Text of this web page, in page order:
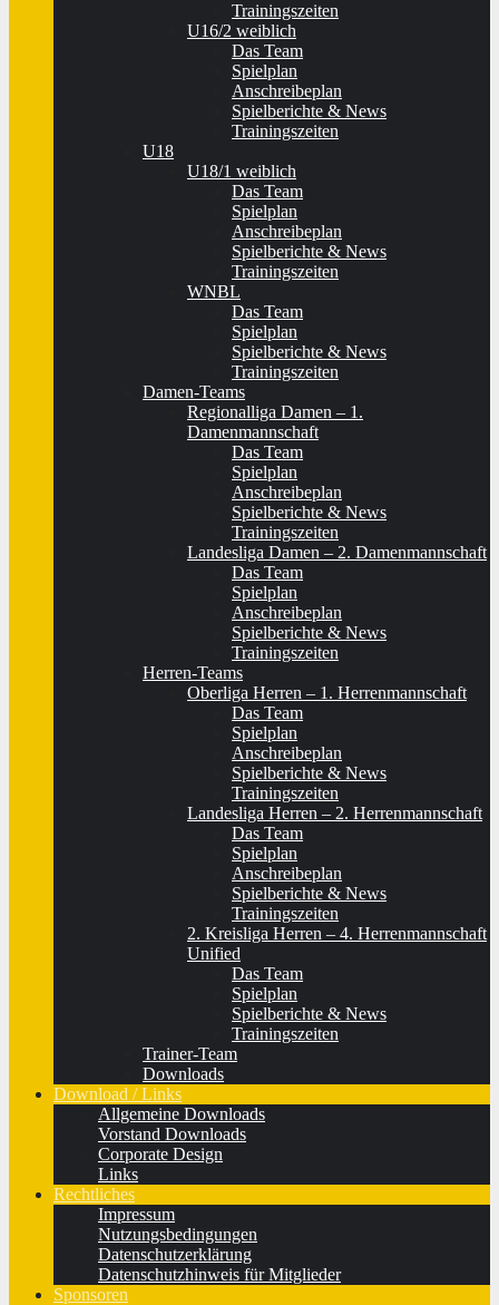
Trainingszeiten
U16/2 weiblich
Das Team
Spielplan
Anschreibeplan
Spielberichte & News
Trainingszeiten
U18
U18/1 weiblich
Das Team
Spielplan
Anschreibeplan
Spielberichte & News
Trainingszeiten
WNBL
Das Team
Spielplan
Spielberichte & News
Trainingszeiten
Damen-Teams
Regionalliga Damen – 1.
Damenmannschaft
Das Team
Spielplan
Anschreibeplan
Spielberichte & News
Trainingszeiten
Landesliga Damen – 2. Damenmannschaft
Das Team
Spielplan
Anschreibeplan
Spielberichte & News
Trainingszeiten
Herren-Teams
Oberliga Herren – 1. Herrenmannschaft
Das Team
Spielplan
Anschreibeplan
Spielberichte & News
Trainingszeiten
Landesliga Herren – 2. Herrenmannschaft
Das Team
Spielplan
Anschreibeplan
Spielberichte & News
Trainingszeiten
2. Kreisliga Herren – 4. Herrenmannschaft
Unified
Das Team
Spielplan
Spielberichte & News
Trainingszeiten
Trainer-Team
Downloads
Download / Links
Allgemeine Downloads
Vorstand Downloads
Corporate Design
Links
Rechtliches
Impressum
Nutzungsbedingungen
Datenschutzerklärung
Datenschutzhinweis für Mitglieder
Sponsoren